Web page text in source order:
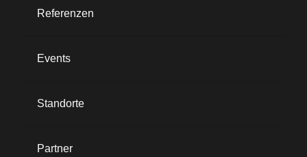
Referenzen
Events
Standorte
Partner